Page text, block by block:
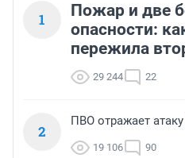
1
Пожар и две
опасности:
пережила
29 244 22
2
ПВО отражает
19 106 90